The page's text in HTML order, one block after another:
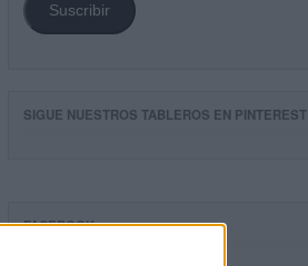
Suscribir
SIGUE NUESTROS TABLEROS EN PINTEREST
FACEBOOK